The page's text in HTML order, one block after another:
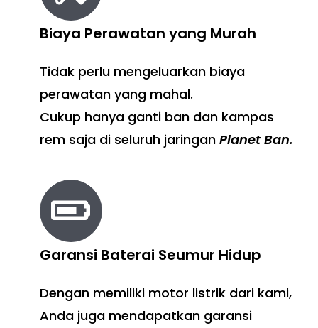
Biaya Perawatan yang Murah
Tidak perlu mengeluarkan biaya
perawatan yang mahal.
Cukup hanya ganti ban dan kampas
rem saja di seluruh jaringan Planet Ban.
Garansi Baterai Seumur Hidup
Dengan memiliki motor listrik dari kami,
Anda juga mendapatkan garansi